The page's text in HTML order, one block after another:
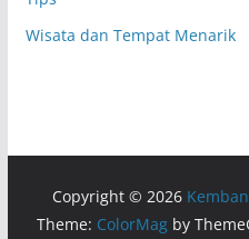
Wisata dan Tempat Menarik
Copyright © 2026
Theme: ColorMagby